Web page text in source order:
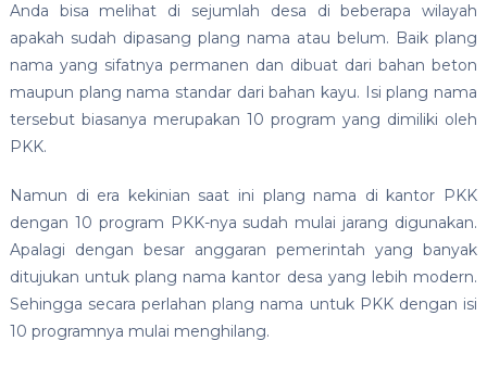
Anda bisa melihat di sejumlah desa di beberapa wilayah
apakah sudah dipasang plang nama atau belum. Baik plang
nama yang sifatnya permanen dan dibuat dari bahan beton
maupun plang nama standar dari bahan kayu. Isi plang nama
tersebut biasanya merupakan 10 program yang dimiliki oleh
PKK.
Namun di era kekinian saat ini plang nama di kantor PKK
dengan 10 program PKK-nya sudah mulai jarang digunakan.
Apalagi dengan besar anggaran pemerintah yang banyak
ditujukan untuk plang nama kantor desa yang lebih modern.
Sehingga secara perlahan plang nama untuk PKK dengan isi
10 programnya mulai menghilang.